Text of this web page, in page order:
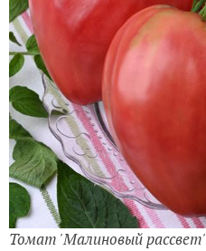
Томат 'Малиновый рассвет'